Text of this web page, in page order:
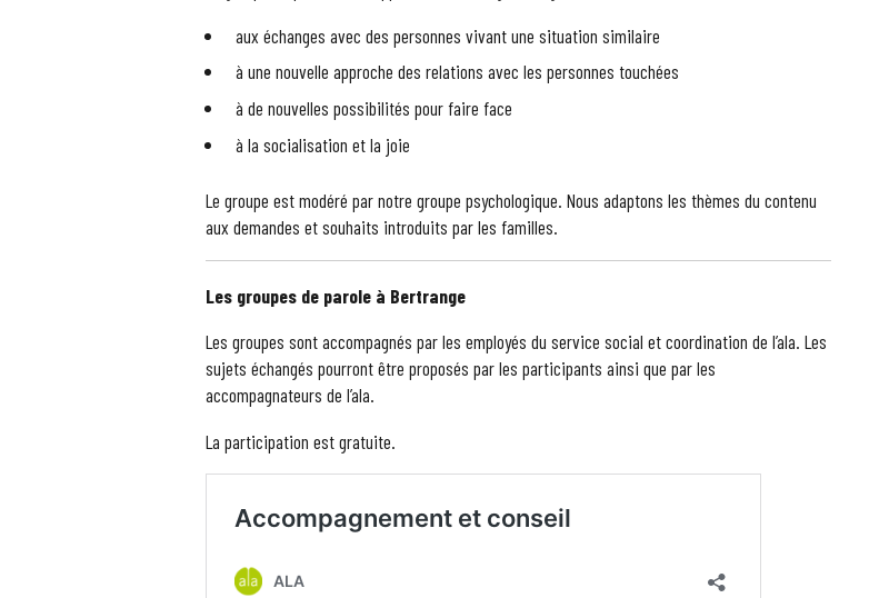
aux échanges avec des personnes vivant une situation similaire
à une nouvelle approche des relations avec les personnes touchées
à de nouvelles possibilités pour faire face
à la socialisation et la joie
Le groupe est modéré par notre groupe psychologique. Nous adaptons les thèmes du contenu
aux demandes et souhaits introduits par les familles.
Les groupes de parole à Bertrange
Les groupes sont accompagnés par les employés du service social et coordination de l’ala. Les
sujets échangés pourront être proposés par les participants ainsi que par les
accompagnateurs de l’ala.
La participation est gratuite.